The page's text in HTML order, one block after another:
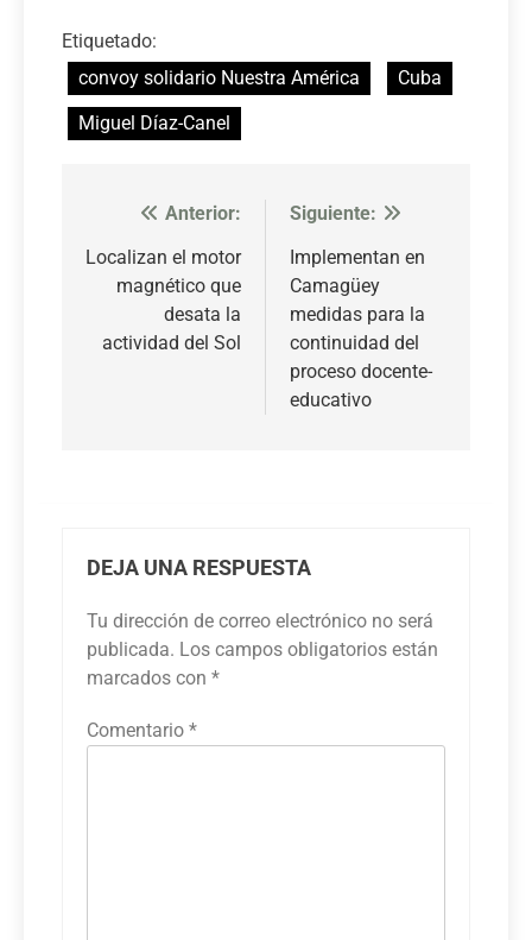
Etiquetado:
convoy solidario Nuestra América
Cuba
Miguel Díaz-Canel
Navegación
de
entradas
Anterior:
Localizan el motor
magnético que
desata la
actividad del Sol
Siguiente:
Implementan en
Camagüey
medidas para la
continuidad del
proceso docente-
educativo
DEJA UNA RESPUESTA
Tu dirección de correo electrónico no será
publicada. Los campos obligatorios están
marcados con *
Comentario *